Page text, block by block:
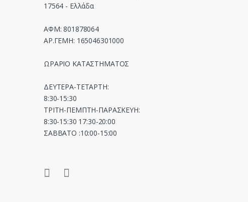
17564 - Ελλάδα
ΑΦΜ: 801878064
ΑΡ.ΓΕΜΗ: 165046301000
ΩΡΑΡΙΟ ΚΑΤΑΣΤΗΜΑΤΟΣ
ΔΕΥΤΕΡΑ-ΤΕΤΑΡΤΗ:
8:30-15:30
ΤΡΙΤΗ-ΠΕΜΠΤΗ-ΠΑΡΑΣΚΕΥΗ:
8:30-15:30 17:30-20:00
ΣΑΒΒΑΤΟ :10:00-15:00